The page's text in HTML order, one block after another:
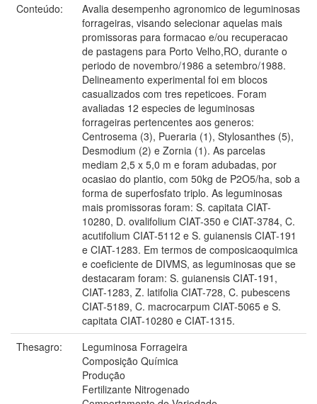
Conteúdo:
Avalia desempenho agronomico de leguminosas
forrageiras, visando selecionar aquelas mais
promissoras para formacao e/ou recuperacao
de pastagens para Porto Velho,RO, durante o
periodo de novembro/1986 a setembro/1988.
Delineamento experimental foi em blocos
casualizados com tres repeticoes. Foram
avaliadas 12 especies de leguminosas
forrageiras pertencentes aos generos:
Centrosema (3), Pueraria (1), Stylosanthes (5),
Desmodium (2) e Zornia (1). As parcelas
mediam 2,5 x 5,0 m e foram adubadas, por
ocasiao do plantio, com 50kg de P2O5/ha, sob a
forma de superfosfato triplo. As leguminosas
mais promissoras foram: S. capitata CIAT-
10280, D. ovalifolium CIAT-350 e CIAT-3784, C.
acutifolium CIAT-5112 e S. guianensis CIAT-191
e CIAT-1283. Em termos de composicaoquimica
e coeficiente de DIVMS, as leguminosas que se
destacaram foram: S. guianensis CIAT-191,
CIAT-1283, Z. latifolia CIAT-728, C. pubescens
CIAT-5189, C. macrocarpum CIAT-5065 e S.
capitata CIAT-10280 e CIAT-1315.
Thesagro:
Leguminosa Forrageira
Composição Química
Produção
Fertilizante Nitrogenado